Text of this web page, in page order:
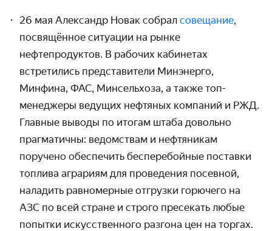
26 мая Александр Новак собрал совещание,
посвящённое ситуации на рынке
нефтепродуктов. В рабочих кабинетах
встретились представители Минэнерго,
Минфина, ФАС, Минсельхоза, а также топ-
менеджеры ведущих нефтяных компаний и РЖД.
Главные выводы по итогам штаба довольно
прагматичны: ведомствам и нефтяникам
поручено обеспечить бесперебойные поставки
топлива аграриям для проведения посевной,
наладить равномерные отгрузки горючего на
АЗС по всей стране и строго пресекать любые
попытки искусственного разгона цен на торгах.